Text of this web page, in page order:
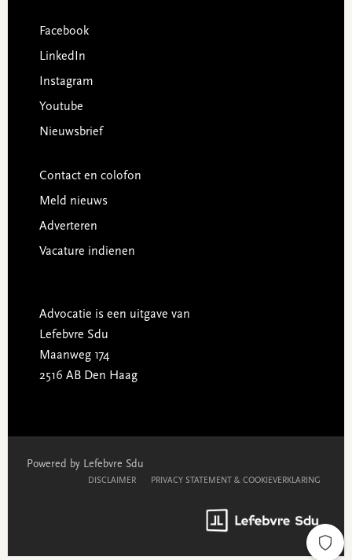
Facebook
LinkedIn
Instagram
Youtube
Nieuwsbrief
Contact en colofon
Meld nieuws
Adverteren
Vacature indienen
Advocatie is een uitgave van
Lefebvre Sdu
Maanweg 174
2516 AB Den Haag
Powered by Lefebvre Sdu
DISCLAIMER PRIVACY STATEMENT & COOKIEVERKLARING